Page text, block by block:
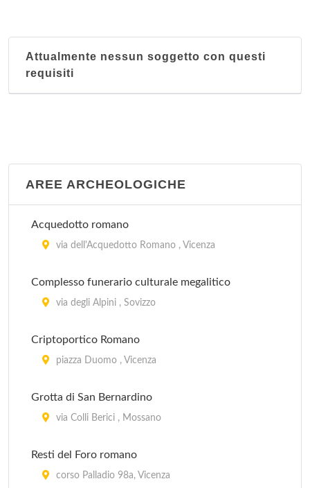
Attualmente nessun soggetto con questi
requisiti
AREE ARCHEOLOGICHE
Acquedotto romano
via dell'Acquedotto Romano , Vicenza
Complesso funerario culturale megalitico
via degli Alpini , Sovizzo
Criptoportico Romano
piazza Duomo , Vicenza
Grotta di San Bernardino
via Colli Berici , Mossano
Resti del Foro romano
corso Palladio 98a, Vicenza